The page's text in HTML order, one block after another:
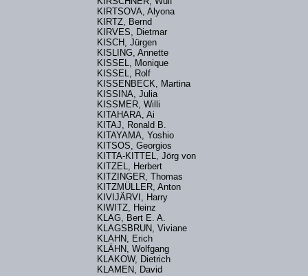
KIRTSOVA, Alyona
KIRTZ, Bernd
KIRVES, Dietmar
KISCH, Jürgen
KISLING, Annette
KISSEL, Monique
KISSEL, Rolf
KISSENBECK, Martina
KISSINA, Julia
KISSMER, Willi
KITAHARA, Ai
KITAJ, Ronald B.
KITAYAMA, Yoshio
KITSOS, Georgios
KITTA-KITTEL, Jörg von
KITZEL, Herbert
KITZINGER, Thomas
KITZMÜLLER, Anton
KIVIJÄRVI, Harry
KIWITZ, Heinz
KLAG, Bert E. A.
KLAGSBRUN, Viviane
KLAHN, Erich
KLÄHN, Wolfgang
KLAKOW, Dietrich
KLAMEN, David